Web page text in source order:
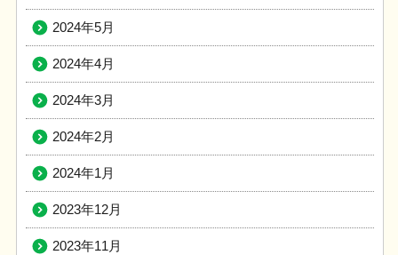
2024年5月
2024年4月
2024年3月
2024年2月
2024年1月
2023年12月
2023年11月